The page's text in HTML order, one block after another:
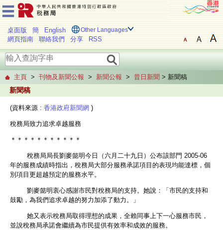
桌面版 簡 English Other Languages
網頁指南 聯絡我們 分享 RSS
主頁 > 刊物及新聞公報 > 新聞公報 > 昔日新聞 > 新聞稿
新聞稿
(資料來源 : 香港政府新聞網 )
稅務局致力追求卓越服務
＊＊＊＊＊＊＊＊＊＊＊
稅務局局長劉麥懿明今日（六月二十九日）公布該部門 2005-06
年的服務成績時指出，稅務局大部分服務承諾項目的表現均能達標，個
別項目更超越預定的服務水平。
劉麥懿明衷心感謝市民對稅務局的支持。她說：「市民的支持和
鼓勵，為我們追求卓越的努力加添了動力。」
她又表示稅務局取得理想的成果，全賴同事上下一心服務市民，
並說稅務局承諾會繼續為市民提供有效率和成效的服務。